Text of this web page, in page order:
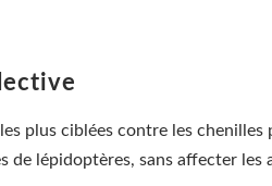
plus ciblées contre les
lépidoptères, sans affecter les